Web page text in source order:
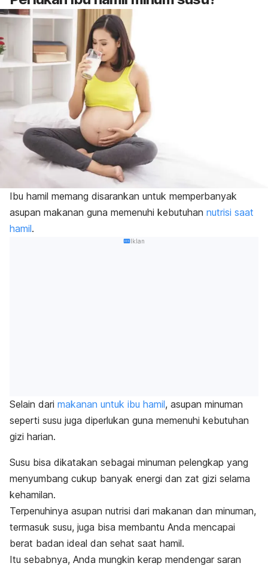
Ibu hamil memang disarankan untuk memperbanyak
asupan makanan guna memenuhi kebutuhan nutrisi saat
hamil.
Iklan
Selain dari makanan untuk ibu hamil, asupan minuman
seperti susu juga diperlukan guna memenuhi kebutuhan
gizi harian.
Susu bisa dikatakan sebagai minuman pelengkap yang
menyumbang cukup banyak energi dan zat gizi selama
kehamilan.
Terpenuhinya asupan nutrisi dari makanan dan minuman,
termasuk susu, juga bisa membantu Anda mencapai
berat badan ideal dan sehat saat hamil.
Itu sebabnya, Anda mungkin kerap mendengar saran